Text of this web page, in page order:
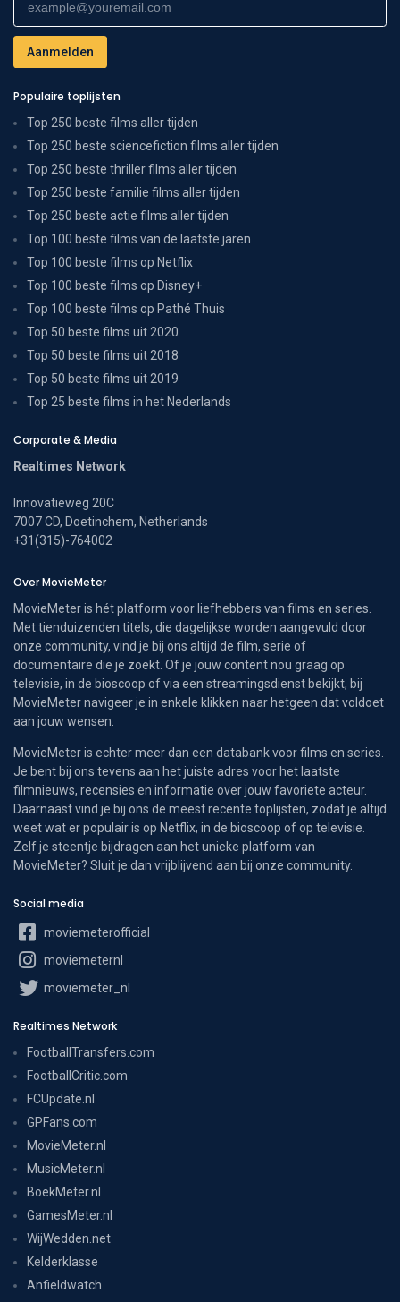
Populaire toplijsten
Top 250 beste films aller tijden
Top 250 beste sciencefiction films aller tijden
Top 250 beste thriller films aller tijden
Top 250 beste familie films aller tijden
Top 250 beste actie films aller tijden
Top 100 beste films van de laatste jaren
Top 100 beste films op Netflix
Top 100 beste films op Disney+
Top 100 beste films op Pathé Thuis
Top 50 beste films uit 2020
Top 50 beste films uit 2018
Top 50 beste films uit 2019
Top 25 beste films in het Nederlands
Corporate & Media
Realtimes Network
Innovatieweg 20C
7007 CD, Doetinchem, Netherlands
+31(315)-764002
Over MovieMeter
MovieMeter is hét platform voor liefhebbers van films en series.
Met tienduizenden titels, die dagelijkse worden aangevuld door
onze community, vind je bij ons altijd de film, serie of
documentaire die je zoekt. Of je jouw content nou graag op
televisie, in de bioscoop of via een streamingsdienst bekijkt, bij
MovieMeter navigeer je in enkele klikken naar hetgeen dat voldoet
aan jouw wensen.
MovieMeter is echter meer dan een databank voor films en series.
Je bent bij ons tevens aan het juiste adres voor het laatste
filmnieuws, recensies en informatie over jouw favoriete acteur.
Daarnaast vind je bij ons de meest recente toplijsten, zodat je altijd
weet wat er populair is op Netflix, in de bioscoop of op televisie.
Zelf je steentje bijdragen aan het unieke platform van
MovieMeter? Sluit je dan vrijblijvend aan bij onze community.
Social media
moviemeterofficial
moviemeternl
moviemeter_nl
Realtimes Network
FootballTransfers.com
FootballCritic.com
FCUpdate.nl
GPFans.com
MovieMeter.nl
MusicMeter.nl
BoekMeter.nl
GamesMeter.nl
WijWedden.net
Kelderklasse
Anfieldwatch